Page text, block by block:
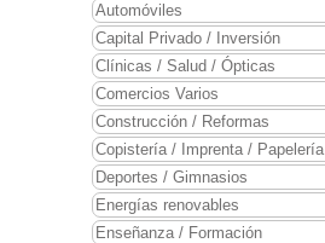
Automóviles
Capital Privado / Inversión
Clínicas / Salud / Ópticas
Comercios Varios
Construcción / Reformas
Copistería / Imprenta / Papelería
Deportes / Gimnasios
Energías renovables
Enseñanza / Formación